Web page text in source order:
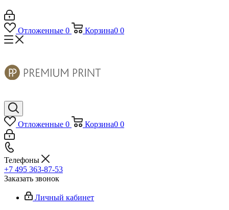
Отложенные 0 Корзина0 0
Отложенные 0 Корзина0 0
Телефоны
+7 495 363-87-53
Заказать звонок
Личный кабинет